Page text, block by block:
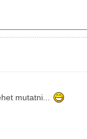
mutatni...